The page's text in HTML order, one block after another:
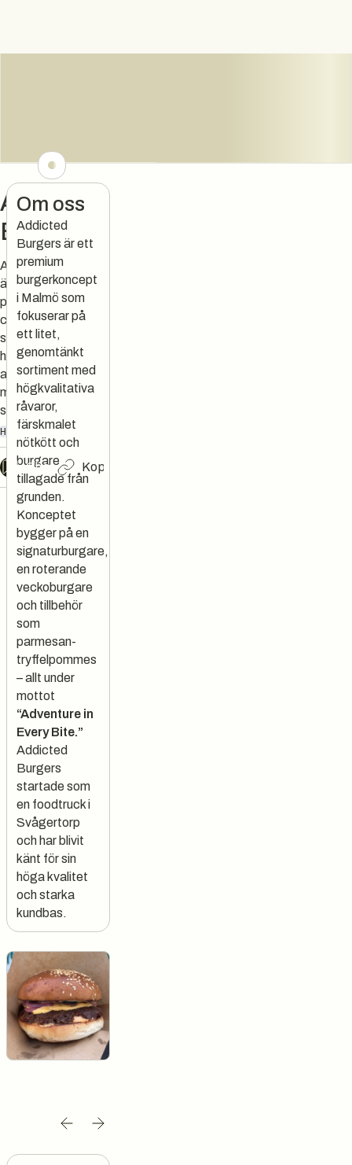
Addicted
Burgers
Addicted Burgers
är ett
premiumburgerkon
cept från Malmö
som serverar
hantverksburgare
av högsta kvalitet
med fokus på
smakupplevelse
HAMBURGARE
Chat Kopiera länk
Om oss
Addicted
Burgers är ett
premium
burgerkoncept
i Malmö som
fokuserar på
ett litet,
genomtänkt
sortiment med
högkvalitativa
råvaror,
färskmalet
nötkött och
burgare
tillagade från
grunden.
Konceptet
bygger på en
signaturburgare,
en roterande
veckoburgare
och tillbehör
som
parmesan-
tryffelpommes
– allt under
mottot
“Adventure in
Every Bite.”
Addicted
Burgers
startade som
en foodtruck i
Svågertorp
och har blivit
känt för sin
höga kvalitet
och starka
kundbas.